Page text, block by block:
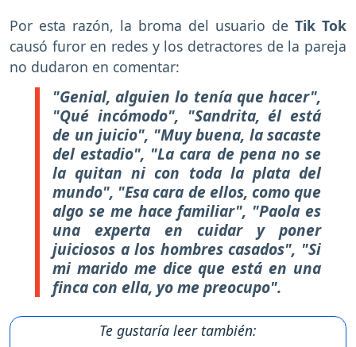
Por esta razón, la broma del usuario de Tik Tok
causó furor en redes y los detractores de la pareja
no dudaron en comentar:
"Genial, alguien lo tenía que hacer",
"Qué incómodo", "Sandrita, él está
de un juicio", "Muy buena, la sacaste
del estadio", "La cara de pena no se
la quitan ni con toda la plata del
mundo", "Esa cara de ellos, como que
algo se me hace familiar", "Paola es
una experta en cuidar y poner
juiciosos a los hombres casados", "Si
mi marido me dice que está en una
finca con ella, yo me preocupo".
Te gustaría leer también: